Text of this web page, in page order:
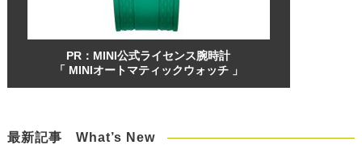
PR：MINI公式ライセンス腕時計
「 MINIオートマティックウォッチ 」
最新記事 What’s New